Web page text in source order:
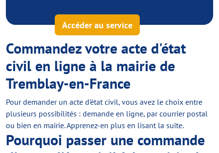
Accéder au service
Commandez votre acte d'état
civil en ligne à la mairie de
Tremblay-en-France
Pour demander un acte d'état civil, vous avez le choix entre
plusieurs possibilités : demande en ligne, par courrier postal
ou bien en mairie. Apprenez-en plus en lisant la suite.
Pourquoi passer une commande